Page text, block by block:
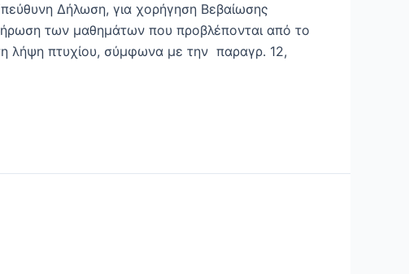
Δήλωση, για χορήγηση Βεβαίωσης
των μαθημάτων που προβλέπονται από το
λήψη πτυχίου, σύμφωνα με την παραγρ. 12,